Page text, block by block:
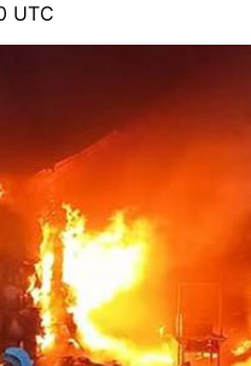
UTC